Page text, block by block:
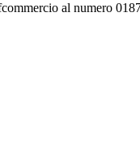
al numero